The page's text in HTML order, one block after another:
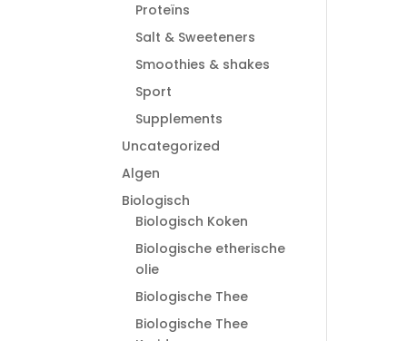
Proteïns
Salt & Sweeteners
Smoothies & shakes
Sport
Supplements
Uncategorized
Algen
Biologisch
Biologisch Koken
Biologische etherische
olie
Biologische Thee
Biologische Thee